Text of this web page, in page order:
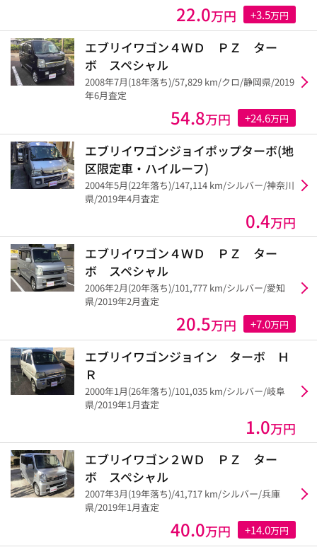
22.0万円 +3.5万円
エブリイワゴン４ＷＤ ＰＺ ター
ボ スペシャル
2008年7月(18年落ち)/57,829 km/クロ/静岡県/2019
年6月査定
54.8万円 +24.6万円
エブリイワゴンジョイポップターボ(地
区限定車・ハイルーフ)
2004年5月(22年落ち)/147,114 km/シルバー/神奈川
県/2019年4月査定
0.4万円
エブリイワゴン４ＷＤ ＰＺ ター
ボ スペシャル
2006年2月(20年落ち)/101,777 km/シルバー/愛知
県/2019年2月査定
20.5万円 +7.0万円
エブリイワゴンジョイン ターボ Ｈ
Ｒ
2000年1月(26年落ち)/101,035 km/シルバー/岐阜
県/2019年1月査定
1.0万円
エブリイワゴン２ＷＤ ＰＺ ター
ボ スペシャル
2007年3月(19年落ち)/41,717 km/シルバー/兵庫
県/2019年1月査定
40.0万円 +14.0万円